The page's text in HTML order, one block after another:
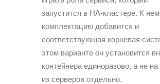
запустится в HA-кластере. К
комплектацию добавится и
соответствующая корневая
этом варианте он установится
контейнера единоразово, а не
из серверов отдельно.